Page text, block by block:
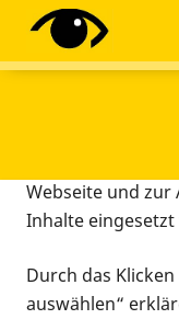
Diese Webseite
Tracking-Tools
Webseite und
Inhalte
Durch das
auswählen“